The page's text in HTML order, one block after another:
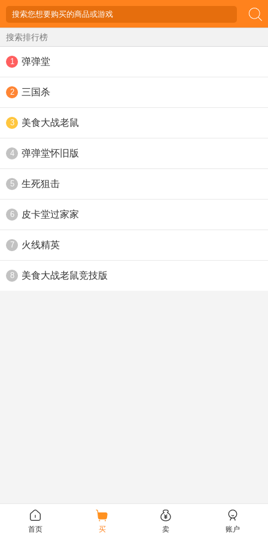
搜索排行榜
1 弹弹堂
2 三国杀
3 美食大战老鼠
4 弹弹堂怀旧版
5 生死狙击
6 皮卡堂过家家
7 火线精英
8 美食大战老鼠竞技版
首页 买 卖 账户